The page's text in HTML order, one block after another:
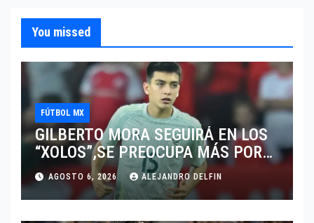
You missed
FÚTBOL MX
GILBERTO MORA SEGUIRÁ EN LOS
“XOLOS”,SE PREOCUPA MÁS POR
JUGAR EN SU EQUIPO.
AGOSTO 6, 2026 ALEJANDRO DELFIN